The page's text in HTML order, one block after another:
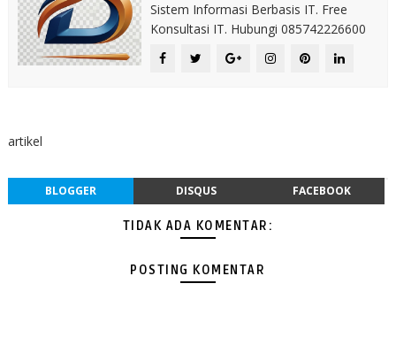
Sistem Informasi Berbasis IT. Free
Konsultasi IT. Hubungi 085742226600
artikel
BLOGGER DISQUS FACEBOOK
TIDAK ADA KOMENTAR:
POSTING KOMENTAR